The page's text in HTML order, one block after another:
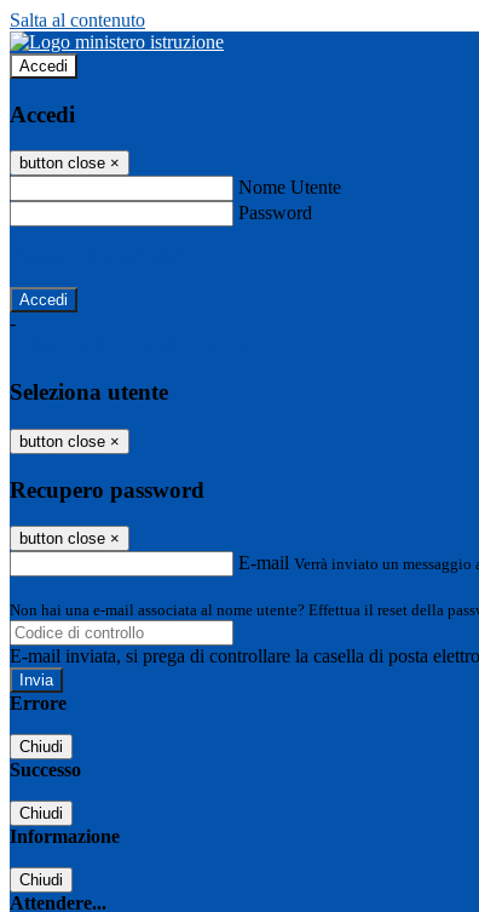
Salta al contenuto
Accedi
Accedi
button close ×
Nome Utente
Password
-
Seleziona utente
button close ×
Recupero password
button close ×
E-mail Verrà inviato un
Non hai una e-mail associata al nome utente? Effettua il reset della
E-mail inviata, si prega di controllare la casella di posta
Errore
Chiudi
Successo
Chiudi
Informazione
Chiudi
Attendere...